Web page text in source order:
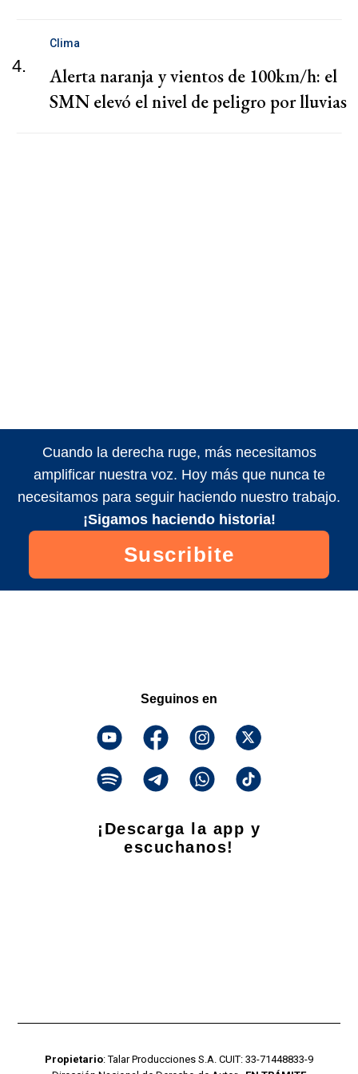
4.
Clima
Alerta naranja y vientos de 100km/h: el
SMN elevó el nivel de peligro por lluvias
Cuando la derecha ruge, más necesitamos
amplificar nuestra voz. Hoy más que nunca te
necesitamos para seguir haciendo nuestro trabajo.
¡Sigamos haciendo historia!
Suscribite
Seguinos en
¡Descarga la app y
escuchanos!
Propietario: Talar Producciones S.A. CUIT: 33-71448833-9